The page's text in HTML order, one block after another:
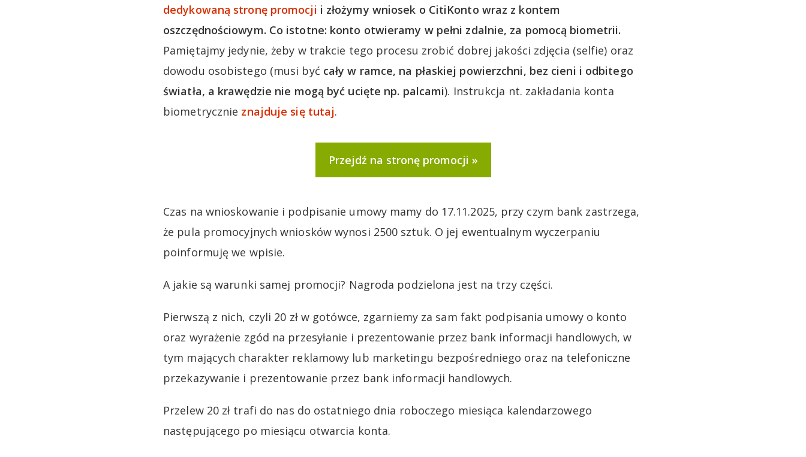
dedykowaną stronę promocji i złożymy wniosek o CitiKonto wraz z kontem
oszczędnościowym. Co istotne: konto otwieramy w pełni zdalnie, za pomocą biometrii.
Pamiętajmy jedynie, żeby w trakcie tego procesu zrobić dobrej jakości zdjęcia (selfie) oraz
dowodu osobistego (musi być cały w ramce, na płaskiej powierzchni, bez cieni i odbitego
światła, a krawędzie nie mogą być ucięte np. palcami). Instrukcja nt. zakładania konta
biometrycznie znajduje się tutaj.
Przejdź na stronę promocji
Czas na wnioskowanie i podpisanie umowy mamy do 17.11.2025, przy czym bank zastrzega,
że pula promocyjnych wniosków wynosi 2500 sztuk. O jej ewentualnym wyczerpaniu
poinformuję we wpisie.
A jakie są warunki samej promocji? Nagroda podzielona jest na trzy części.
Pierwszą z nich, czyli 20 zł w gotówce, zgarniemy za sam fakt podpisania umowy o konto
oraz wyrażenie zgód na przesyłanie i prezentowanie przez bank informacji handlowych, w
tym mających charakter reklamowy lub marketingu bezpośredniego oraz na telefoniczne
przekazywanie i prezentowanie przez bank informacji handlowych.
Przelew 20 zł trafi do nas do ostatniego dnia roboczego miesiąca kalendarzowego
następującego po miesiącu otwarcia konta.